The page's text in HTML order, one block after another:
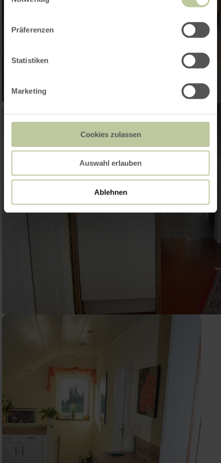
Präferenzen
Statistiken
Marketing
Cookies zulassen
Auswahl erlauben
Ablehnen